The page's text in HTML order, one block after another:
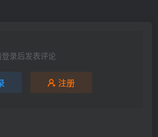
登录后发表评论
注册